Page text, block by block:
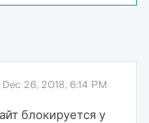
Dec 26, 2018, 6:14 PM
блокируется у